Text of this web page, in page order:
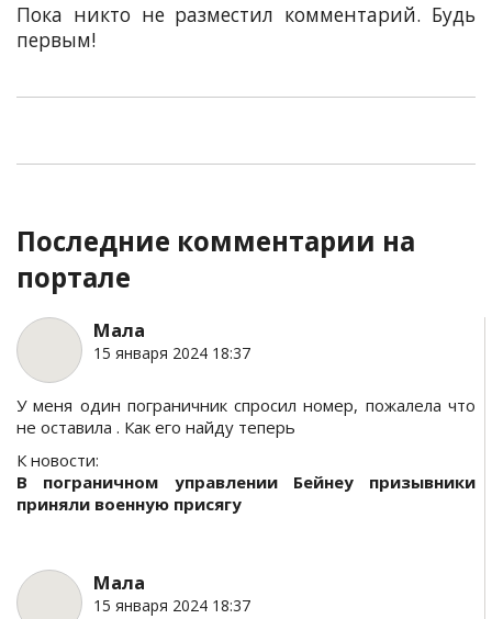
Пока никто не разместил комментарий. Будь
первым!
Последние комментарии на
портале
Мала
15 января 2024 18:37
У меня один пограничник спросил номер, пожалела что
не оставила . Как его найду теперь
К новости:
В пограничном управлении Бейнеу призывники
приняли военную присягу
Мала
15 января 2024 18:37